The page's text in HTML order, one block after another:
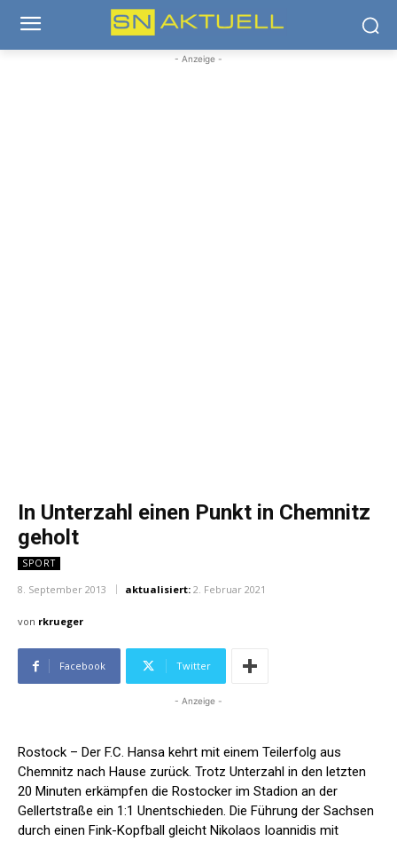
- Anzeige -
In Unterzahl einen Punkt in Chemnitz
geholt
SPORT
8. September 2013 aktualisiert: 2. Februar 2021
von rkrueger
Facebook Twitter
- Anzeige -
Rostock – Der F.C. Hansa kehrt mit einem Teilerfolg aus
Chemnitz nach Hause zurück. Trotz Unterzahl in den letzten
20 Minuten erkämpfen die Rostocker im Stadion an der
Gellertstraße ein 1:1 Unentschieden. Die Führung der Sachsen
durch einen Fink-Kopfball gleicht Nikolaos Ioannidis mit